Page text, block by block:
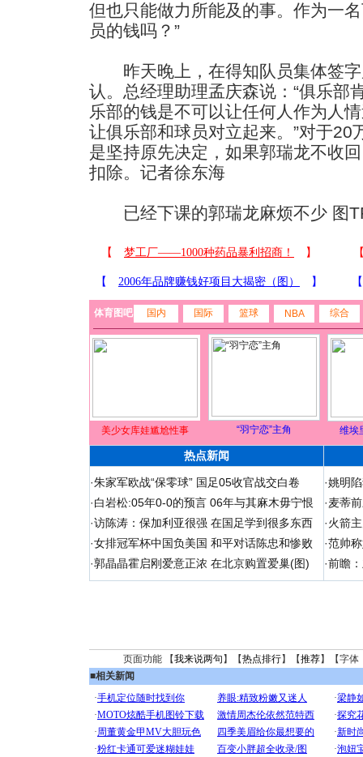
但也只能做力所能及的事。作为一
员的钱吗？”
昨天晚上，在得知队员集体签字
认。总经理助理孟庆森说：“俱乐部
乐部的钱是不可以让任何人作为人
让俱乐部和球员对立起来。”对于20
是坚持原先决定，如果郭瑞龙不收
扣除。记者徐东海
已经下课的郭瑞龙麻烦不少 图
体育图吧 国内 国际 篮球 NBA 综合
美少女库娃尴尬性事 “羽宁恋”主角 维埃
热点新闻
·朱家军欧战“保零球” 国足05收官战交白卷
·白岩松:05年0-0的预言 06年与其麻木毋宁恨
·访陈涛：保加利亚很强 在国足学到很多东西
·女排冠军杯中国负美国 和平对话陈忠和惨败
·郭晶晶霍启刚爱意正浓 在北京购置爱巢(图)
·姚明
·麦蒂
·火箭
·范帅
·前瞻
页面功能 【我来说两句 】【热点排行】【推荐】【字体
■相关新闻